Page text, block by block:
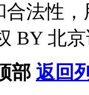
法性
BY 北
部 返回